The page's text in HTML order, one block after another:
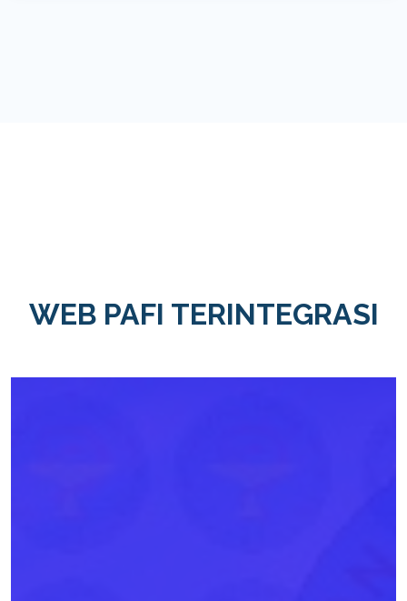
WEB PAFI TERINTEGRASI